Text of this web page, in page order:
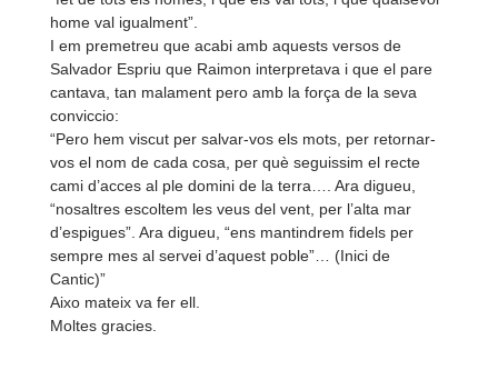
home val igualment”.
I em premetreu que acabi amb aquests versos de
Salvador Espriu que Raimon interpretava i que el pare
cantava, tan malament pero amb la força de la seva
conviccio:
“Pero hem viscut per salvar-vos els mots, per retornar-
vos el nom de cada cosa, per què seguissim el recte
cami d’acces al ple domini de la terra…. Ara digueu,
“nosaltres escoltem les veus del vent, per l’alta mar
d’espigues”. Ara digueu, “ens mantindrem fidels per
sempre mes al servei d’aquest poble”… (Inici de
Cantic)”
Aixo mateix va fer ell.
Moltes gracies.